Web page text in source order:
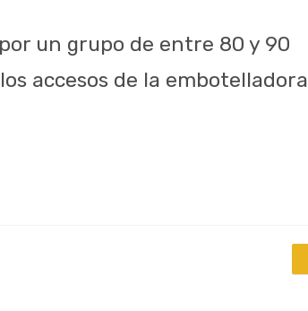
un grupo de entre 80 y 90
accesos de la embotelladora